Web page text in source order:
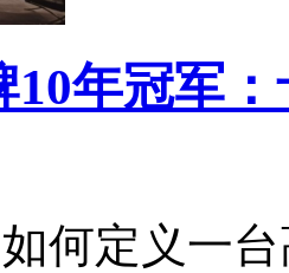
10年冠军
何定义一